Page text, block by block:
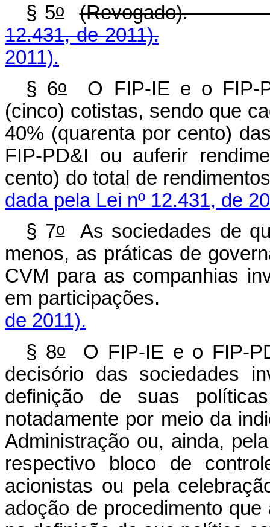
§ 5o
12.431, de 2011).
2011).
§ 6oO FIP-IE e o FIP-
(cinco) cotistas, sendo que
40% (quarenta por cento)
FIP-PD&I ou auferir
cento) do total de
dada pela Lei nº 12.431, de
§ 7oAs sociedades de
menos, as práticas de
CVM para as companhias
em
de 2011).
§ 8oO FIP-IE e o FIP-
decisório das sociedades
definição de suas
notadamente por meio da
Administração ou, ainda,
respectivo bloco de
acionistas ou pela
adoção de procedimento